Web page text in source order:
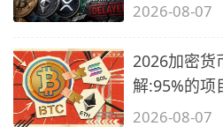
2026-08-07
2026加密货
解:95%的项
2026-08-07